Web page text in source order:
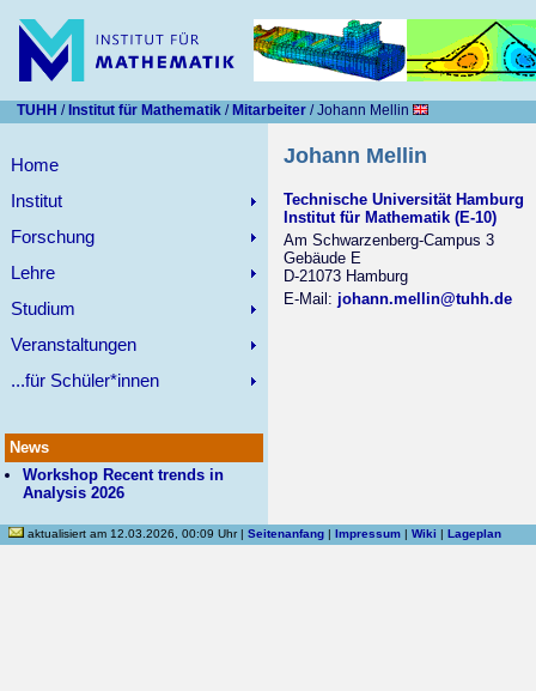
TUHH / Institut für Mathematik/ Mitarbeiter/ Johann Mellin
Home
Institut
Forschung
Lehre
Studium
Veranstaltungen
...für Schüler*innen
News
Workshop Recent trends in
Analysis 2026
Johann Mellin
Technische Universität Hamburg
Institut für Mathematik (E-10)
Am Schwarzenberg-Campus 3
Gebäude E
D-21073 Hamburg
E-Mail: johann.mellin@tuhh.de
aktualisiert am 12.03.2026, 00:09 Uhr |Seitenanfang |Impressum |Wiki |Lageplan